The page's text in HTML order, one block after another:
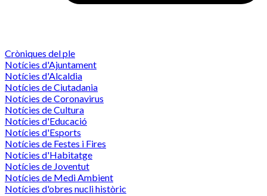
Cròniques del ple
Notícies d'Ajuntament
Notícies d'Alcaldia
Notícies de Ciutadania
Notícies de Coronavirus
Notícies de Cultura
Notícies d'Educació
Notícies d'Esports
Notícies de Festes i Fires
Notícies d'Habitatge
Notícies de Joventut
Notícies de Medi Ambient
Notícies d'obres nucli històric